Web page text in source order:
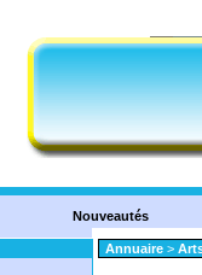
Nouveautés
Annuaire >